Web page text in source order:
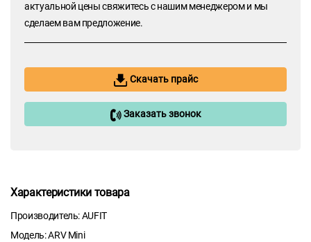
актуальной цены свяжитесь с нашим менеджером и мы
сделаем вам предложение.
Скачать прайс
Заказать звонок
Характеристики товара
Производитель: AUFIT
Модель: ARV Mini